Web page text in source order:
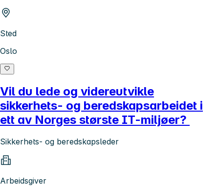
Sted
Oslo
Vil du lede og videreutvikle
sikkerhets- og beredskapsarbeidet i
ett av Norges største IT-miljøer?
Sikkerhets- og beredskapsleder
Arbeidsgiver